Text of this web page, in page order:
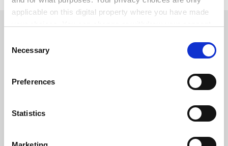
applicable on this digital property where you have made
the Privacy trigger icon.
Collect information about your geographical location
Identify your device by actively scanning it for
Find out more about how your personal data is processed
Selection
Necessary
Preferences
Statistics
Find out why our clients love